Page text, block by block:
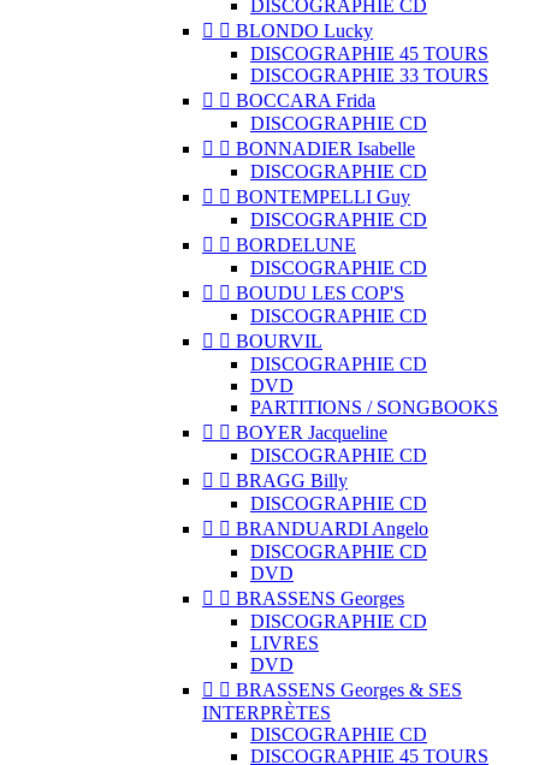
DISCOGRAPHIE CD
  BLONDO Lucky
DISCOGRAPHIE 45 TOURS
DISCOGRAPHIE 33 TOURS
  BOCCARA Frida
DISCOGRAPHIE CD
  BONNADIER Isabelle
DISCOGRAPHIE CD
  BONTEMPELLI Guy
DISCOGRAPHIE CD
  BORDELUNE
DISCOGRAPHIE CD
  BOUDU LES COP'S
DISCOGRAPHIE CD
  BOURVIL
DISCOGRAPHIE CD
DVD
PARTITIONS / SONGBOOKS
  BOYER Jacqueline
DISCOGRAPHIE CD
  BRAGG Billy
DISCOGRAPHIE CD
  BRANDUARDI Angelo
DISCOGRAPHIE CD
DVD
  BRASSENS Georges
DISCOGRAPHIE CD
LIVRES
DVD
  BRASSENS Georges & SES
INTERPRÈTES
DISCOGRAPHIE CD
DISCOGRAPHIE 45 TOURS